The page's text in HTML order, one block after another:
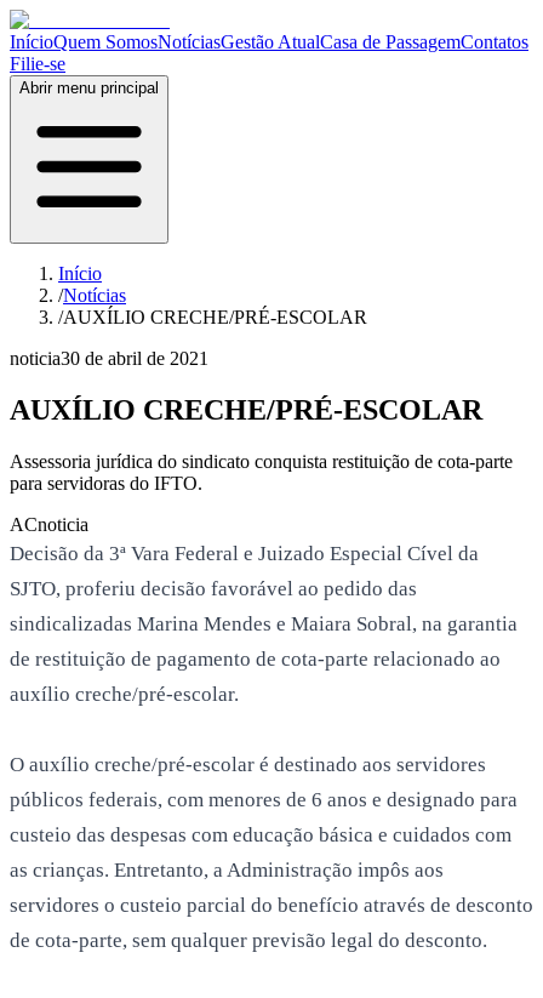
InícioQuem SomosNotíciasGestão AtualCasa de PassagemContatos
Filie-se
Abrir menu principal
Início
/Notícias
/AUXÍLIO CRECHE/PRÉ-ESCOLAR
noticia30 de abril de 2021
AUXÍLIO CRECHE/PRÉ-ESCOLAR
Assessoria jurídica do sindicato conquista restituição de cota-parte
para servidoras do IFTO.
ACnoticia
Decisão da 3ª Vara Federal e Juizado Especial Cível da
SJTO, proferiu decisão favorável ao pedido das
sindicalizadas Marina Mendes e Maiara Sobral, na garantia
de restituição de pagamento de cota-parte relacionado ao
auxílio creche/pré-escolar.
O auxílio creche/pré-escolar é destinado aos servidores
públicos federais, com menores de 6 anos e designado para
custeio das despesas com educação básica e cuidados com
as crianças. Entretanto, a Administração impôs aos
servidores o custeio parcial do benefício através de desconto
de cota-parte, sem qualquer previsão legal do desconto.